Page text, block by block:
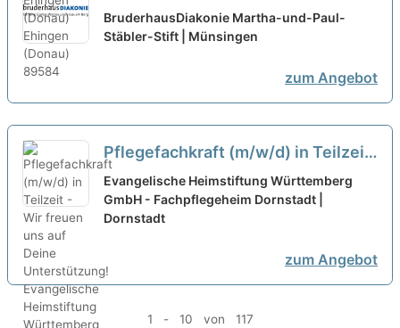
- mitWIRken! neu
BruderhausDiakonie Martha-und-Paul-
Stäbler-Stift | Münsingen
zum Angebot
Pflegefachkraft (m/w/d) in Teilzeit
- Wir freuen uns auf Deine
Unterstützung! neu
Evangelische Heimstiftung Württemberg
GmbH - Fachpflegeheim Dornstadt |
Dornstadt
zum Angebot
1 - 10 von 117